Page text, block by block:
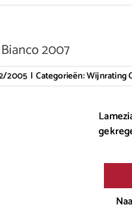
2007
2005 | Categorieën:Wijnrating